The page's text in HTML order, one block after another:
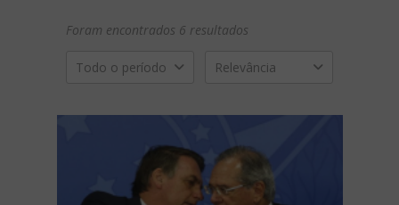
Foram encontrados 6 resultados
Todo o período Relevância